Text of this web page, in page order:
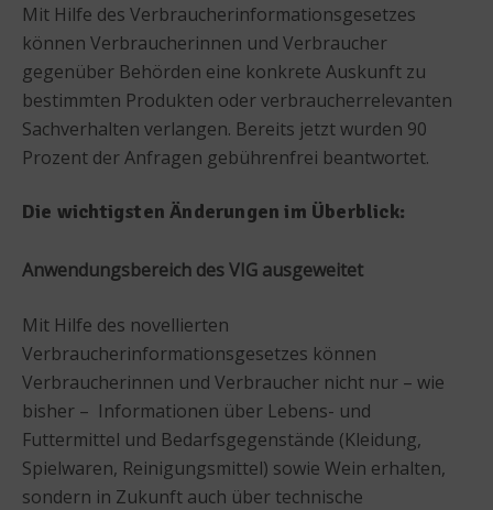
Mit Hilfe des Verbraucherinformationsgesetzes
können Verbraucherinnen und Verbraucher
gegenüber Behörden eine konkrete Auskunft zu
bestimmten Produkten oder verbraucherrelevanten
Sachverhalten verlangen. Bereits jetzt wurden 90
Prozent der Anfragen gebührenfrei beantwortet.
Die wichtigsten Änderungen im Überblick:
Anwendungsbereich des VIG ausgeweitet
Mit Hilfe des novellierten
Verbraucherinformationsgesetzes können
Verbraucherinnen und Verbraucher nicht nur – wie
bisher – Informationen über Lebens- und
Futtermittel und Bedarfsgegenstände (Kleidung,
Spielwaren, Reinigungsmittel) sowie Wein erhalten,
sondern in Zukunft auch über technische